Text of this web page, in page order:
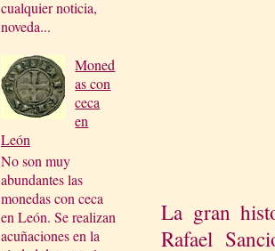
cualquier noticia,
noveda...
Moned
as con
ceca
en
León
No son muy
abundantes las
monedas con ceca
en León. Se realizan
acuñaciones en la
La gran
Rafael